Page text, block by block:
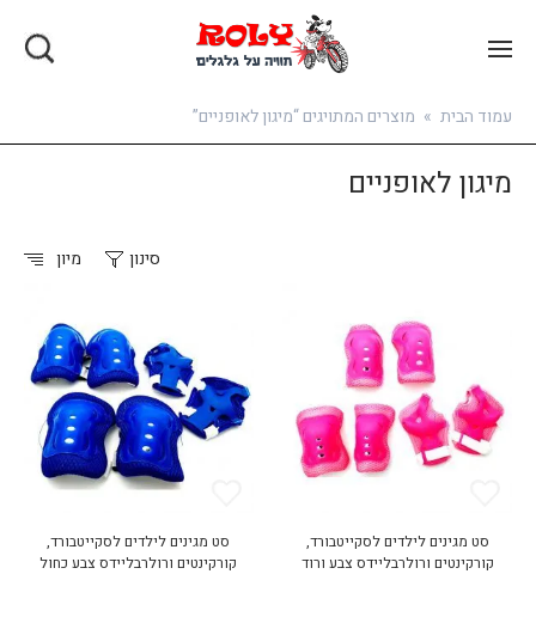
בואו להירשם
עמוד הבית » מוצרים המתויגים “מיגון לאופניים”
מיגון לאופניים
מיון סינון
סט מגינים לילדים לסקייטבורד,
קורקינטים ורולרבליידס צבע ורוד
סט מגינים לילדים לסקייטבורד,
קורקינטים ורולרבליידס צבע כחול